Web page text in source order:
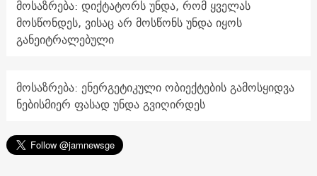
მოსაზრება: დიქტატორს უნდა, რომ ყველას
მოსწონდეს, ვისაც არ მოსწონს უნდა იყოს
განეიტრალებული
მოსაზრება: ენერგეტიკული ობიექტების გამოსყიდვა
ნებისმიერ ფასად უნდა გვიღირდეს